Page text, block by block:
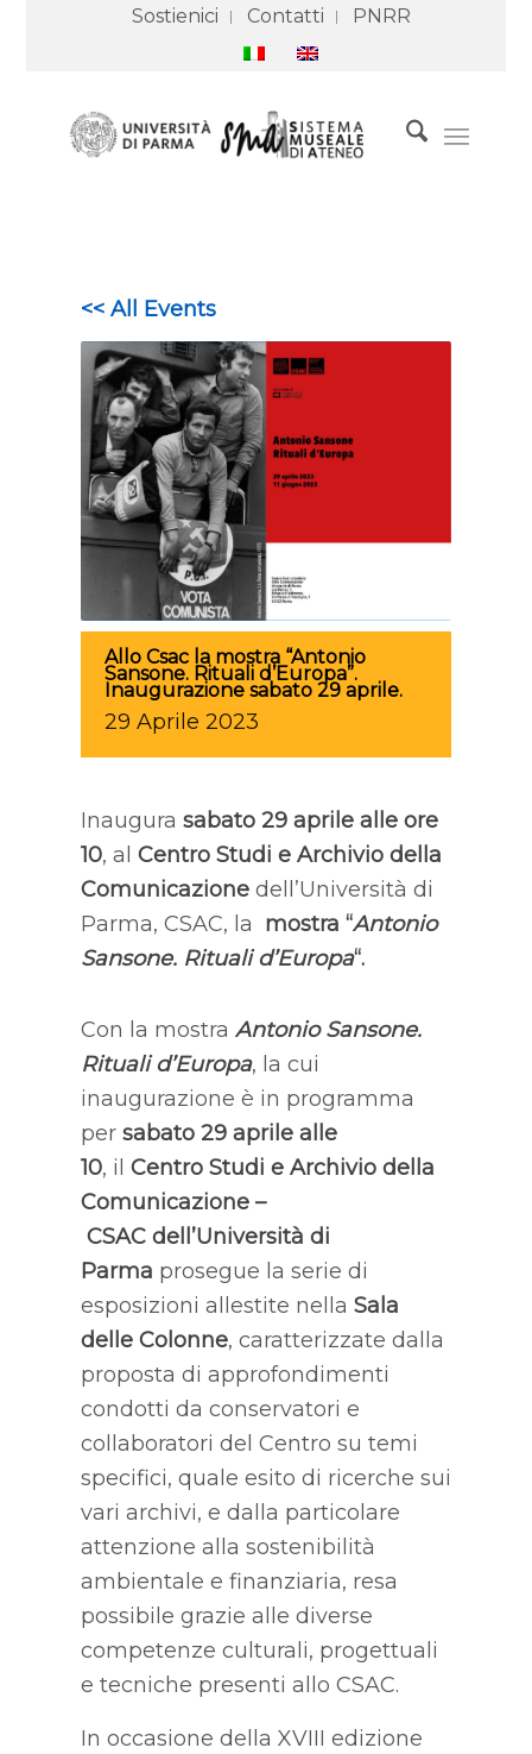
Sostienici Contatti PNRR
<< All Events
Allo Csac la mostra “Antonio
Sansone. Rituali d’Europa”.
Inaugurazione sabato 29 aprile.
29 Aprile 2023
Inaugura sabato 29 aprile alle ore
10, al Centro Studi e Archivio della
Comunicazionedell’Università di
Parma, CSAC, la mostra “Antonio
Sansone. Rituali d’Europa“.
Con la mostra Antonio Sansone.
Rituali d’Europa, la cui
inaugurazione è in programma
per sabato 29 aprile alle
10, il Centro Studi e Archivio della
Comunicazione –
CSAC dell’Università di
Parma prosegue la serie di
esposizioni allestite nella Sala
delle Colonne, caratterizzate dalla
proposta di approfondimenti
condotti da conservatori e
collaboratori del Centro su temi
specifici, quale esito di ricerche sui
vari archivi, e dalla particolare
attenzione alla sostenibilità
ambientale e finanziaria, resa
possibile grazie alle diverse
competenze culturali, progettuali
e tecniche presenti allo CSAC.
In occasione della XVIII edizione